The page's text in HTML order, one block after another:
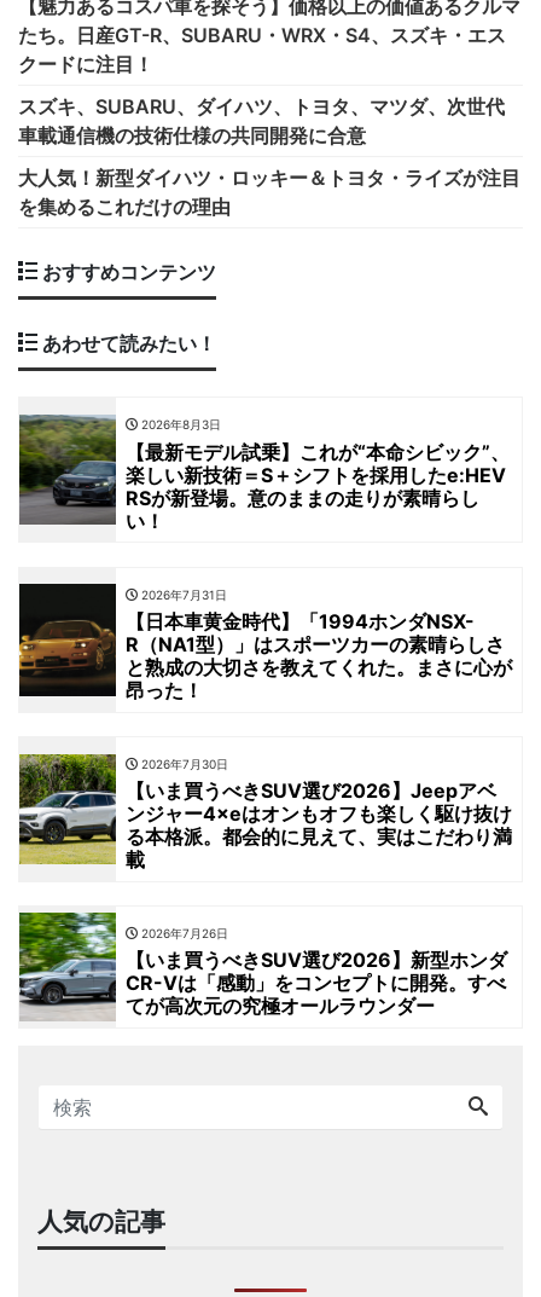
【魅力あるコスパ車を探そう】価格以上の価値あるクルマ
たち。日産GT-R、SUBARU・WRX・S4、スズキ・エス
クードに注目！
スズキ、SUBARU、ダイハツ、トヨタ、マツダ、次世代
車載通信機の技術仕様の共同開発に合意
大人気！新型ダイハツ・ロッキー＆トヨタ・ライズが注目
を集めるこれだけの理由
おすすめコンテンツ
あわせて読みたい！
2026年8月3日
【最新モデル試乗】これが“本命シビック”、
楽しい新技術＝S＋シフトを採用したe:HEV
RSが新登場。意のままの走りが素晴らし
い！
2026年7月31日
【日本車黄金時代】「1994ホンダNSX-
R（NA1型）」はスポーツカーの素晴らしさ
と熟成の大切さを教えてくれた。まさに心が
昂った！
2026年7月30日
【いま買うべきSUV選び2026】Jeepアベ
ンジャー4×eはオンもオフも楽しく駆け抜け
る本格派。都会的に見えて、実はこだわり満
載
2026年7月26日
【いま買うべきSUV選び2026】新型ホンダ
CR-Vは「感動」をコンセプトに開発。すべ
てが高次元の究極オールラウンダー
人気の記事